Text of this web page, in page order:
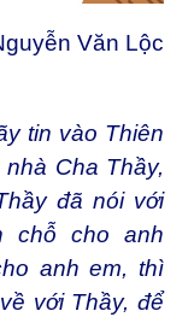
Văn Lộc
tin vào Thiên
nhà Cha Thầy,
đã nói với
chỗ cho anh
anh em, thì
với Thầy, để